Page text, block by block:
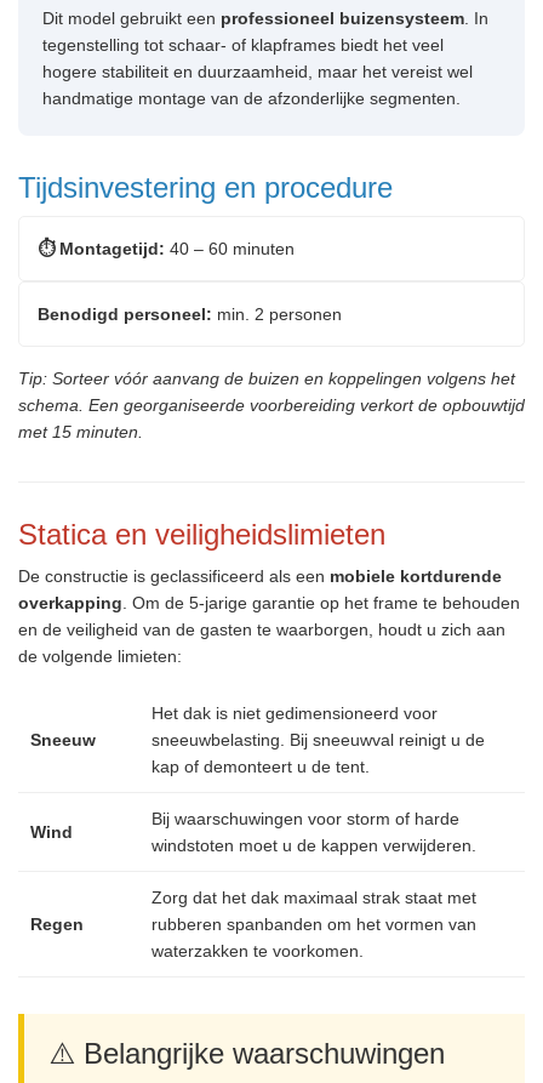
Dit model gebruikt een professioneel buizensysteem . In
tegenstelling tot schaar- of klapframes biedt het veel
hogere stabiliteit en duurzaamheid, maar het vereist wel
handmatige montage van de afzonderlijke segmenten.
Tijdsinvestering en procedure
⏱️ Montagetijd: 40 – 60 minuten
Benodigd personeel: min. 2 personen
Tip: Sorteer vóór aanvang de buizen en koppelingen volgens het
schema. Een georganiseerde voorbereiding verkort de opbouwtijd
met 15 minuten.
Statica en veiligheidslimieten
De constructie is geclassificeerd als een mobiele kortdurende
overkapping . Om de 5-jarige garantie op het frame te behouden
en de veiligheid van de gasten te waarborgen, houdt u zich aan
de volgende limieten:
Sneeuw
Het dak is niet gedimensioneerd voor
sneeuwbelasting. Bij sneeuwval reinigt u de
kap of demonteert u de tent.
Wind
Bij waarschuwingen voor storm of harde
windstoten moet u de kappen verwijderen.
Regen
Zorg dat het dak maximaal strak staat met
rubberen spanbanden om het vormen van
waterzakken te voorkomen.
⚠️ Belangrijke waarschuwingen